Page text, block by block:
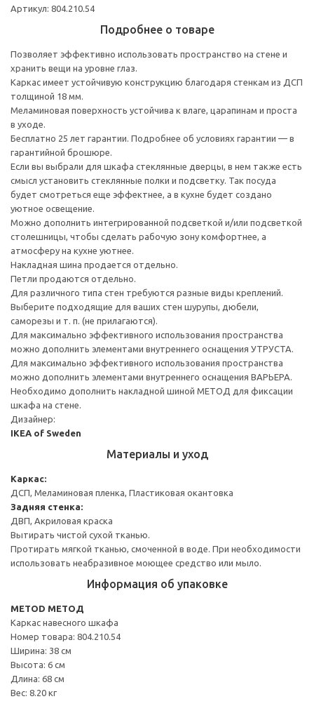
Артикул: 804.210.54
Подробнее о товаре
Позволяет эффективно использовать пространство на стене и
хранить вещи на уровне глаз.
Каркас имеет устойчивую конструкцию благодаря стенкам из ДСП
толщиной 18 мм.
Меламиновая поверхность устойчива к влаге, царапинам и проста
в уходе.
Бесплатно 25 лет гарантии. Подробнее об условиях гарантии — в
гарантийной брошюре.
Если вы выбрали для шкафа стеклянные дверцы, в нем также есть
смысл установить стеклянные полки и подсветку. Так посуда
будет смотреться еще эффектнее, а в кухне будет создано
уютное освещение.
Можно дополнить интегрированной подсветкой и/или подсветкой
столешницы, чтобы сделать рабочую зону комфортнее, а
атмосферу на кухне уютнее.
Накладная шина продается отдельно.
Петли продаются отдельно.
Для различного типа стен требуются разные виды креплений.
Выберите подходящие для ваших стен шурупы, дюбели,
саморезы и т. п. (не прилагаются).
Для максимально эффективного использования пространства
можно дополнить элементами внутреннего оснащения УТРУСТА.
Для максимально эффективного использования пространства
можно дополнить элементами внутреннего оснащения ВАРЬЕРА.
Необходимо дополнить накладной шиной МЕТОД для фиксации
шкафа на стене.
Дизайнер:
IKEA of Sweden
Материалы и уход
Каркас:
ДСП, Меламиновая пленка, Пластиковая окантовка
Задняя стенка:
ДВП, Акриловая краска
Вытирать чистой сухой тканью.
Протирать мягкой тканью, смоченной в воде. При необходимости
использовать неабразивное моющее средство или мыло.
Информация об упаковке
METOD МЕТОД
Каркас навесного шкафа
Номер товара: 804.210.54
Ширина: 38 см
Высота: 6 см
Длина: 68 см
Вес: 8.20 кг